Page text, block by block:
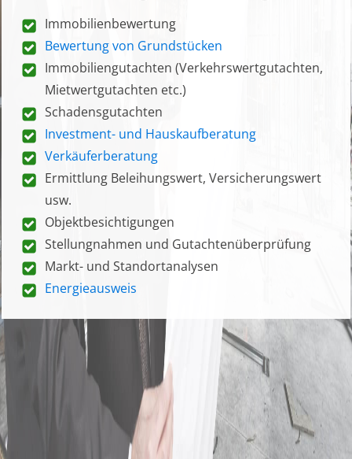
Immobilienbewertung
Bewertung von Grundstücken
Immobiliengutachten (Verkehrswertgutachten,
Mietwertgutachten etc.)
Schadensgutachten
Investment- und Hauskaufberatung
Verkäuferberatung
Ermittlung Beleihungswert, Versicherungswert
usw.
Objektbesichtigungen
Stellungnahmen und Gutachtenüberprüfung
Markt- und Standortanalysen
Energieausweis